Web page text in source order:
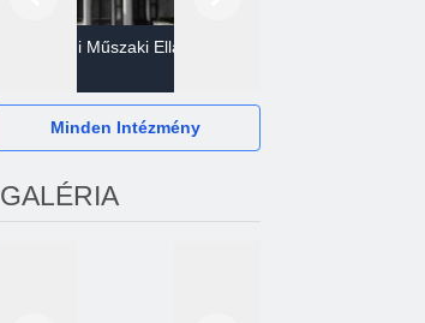
Gazdasági Műszaki Ellátó
Minden Intézmény
GALÉRIA